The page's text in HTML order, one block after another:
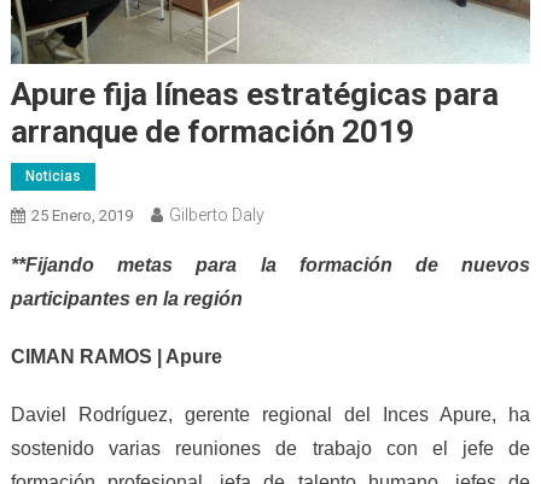
Apure fija líneas estratégicas para
arranque de formación 2019
Noticias
25 Enero, 2019 Gilberto Daly
**Fijando metas para la formación de nuevos
participantes en la región
CIMAN RAMOS | Apure
Daviel Rodríguez, gerente regional del Inces Apure, ha
sostenido varias reuniones de trabajo con el jefe de